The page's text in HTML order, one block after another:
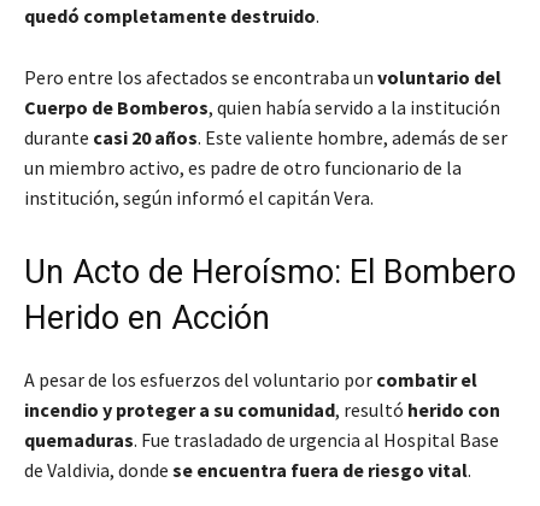
quedó completamente destruido.
Pero entre los afectados se encontraba un voluntario del
Cuerpo de Bomberos, quien había servido a la institución
durante casi 20 años. Este valiente hombre, además de ser
un miembro activo, es padre de otro funcionario de la
institución, según informó el capitán Vera.
Un Acto de Heroísmo: El Bombero
Herido en Acción
A pesar de los esfuerzos del voluntario por combatir el
incendio y proteger a su comunidad, resultó herido con
quemaduras. Fue trasladado de urgencia al Hospital Base
de Valdivia, donde se encuentra fuera de riesgo vital.